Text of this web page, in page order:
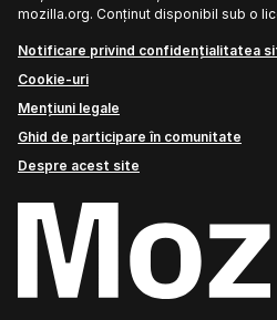
mozilla.org. Conținut disponibil sub o
Notificare privind confidențialitatea
Cookie-uri
Mențiuni legale
Ghid de participare în comunitate
Despre acest site